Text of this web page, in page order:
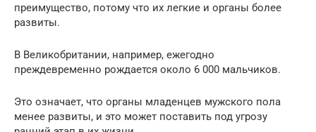
преимущество, потому что их легкие и органы более
развиты.
В Великобритании, например, ежегодно
преждевременно рождается около 6 000 мальчиков.
Это означает, что органы младенцев мужского пола
менее развиты, и это может поставить под угрозу